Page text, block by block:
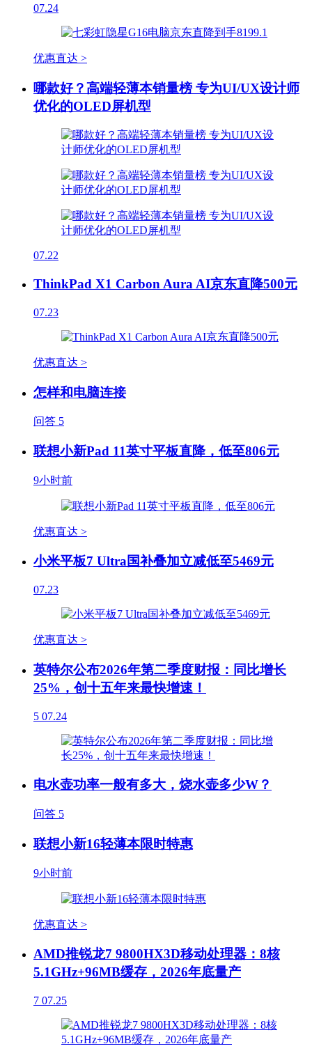
07.24
优惠直达 >
哪款好？高端轻薄本销量榜 专为UI/UX设计师
优化的OLED屏机型
07.22
ThinkPad X1 Carbon Aura AI京东直降500元
07.23
优惠直达 >
怎样和电脑连接
问答 5
联想小新Pad 11英寸平板直降，低至806元
9小时前
优惠直达 >
小米平板7 Ultra国补叠加立减低至5469元
07.23
优惠直达 >
英特尔公布2026年第二季度财报：同比增长
25%，创十五年来最快增速！
5 07.24
电水壶功率一般有多大，烧水壶多少W？
问答 5
联想小新16轻薄本限时特惠
9小时前
优惠直达 >
AMD推锐龙7 9800HX3D移动处理器：8核
5.1GHz+96MB缓存，2026年底量产
7 07.25